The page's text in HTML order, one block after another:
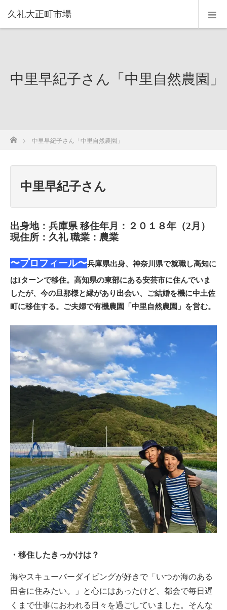
久礼大正町市場
中里早紀子さん「中里自然農園」
ホーム
中里早紀子さん「中里自然農園」
中里早紀子さん
出身地：兵庫県 移住年月：２０１８年（2月）
現住所：久礼 職業：農業
〜プロフィール〜兵庫県出身、神奈川県で就職し高知に
はIターンで移住。高知県の東部にある安芸市に住んでいま
したが、今の旦那様と縁があり出会い、ご結婚を機に中土佐
町に移住する。ご夫婦で有機農園「中里自然農園」を営む。
・移住したきっかけは？
海やスキューバーダイビングが好きで「いつか海のある
田舎に住みたい。」と心にはあったけど、都会で毎日遅
くまで仕事におわれる日々を過ごしていました。そんな